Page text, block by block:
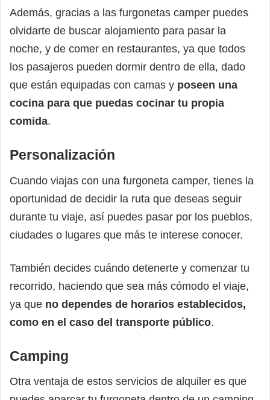
Además, gracias a las furgonetas camper puedes
olvidarte de buscar alojamiento para pasar la
noche, y de comer en restaurantes, ya que todos
los pasajeros pueden dormir dentro de ella, dado
que están equipadas con camas y poseen una
cocina para que puedas cocinar tu propia
comida.
Personalización
Cuando viajas con una furgoneta camper, tienes la
oportunidad de decidir la ruta que deseas seguir
durante tu viaje, así puedes pasar por los pueblos,
ciudades o lugares que más te interese conocer.
También decides cuándo detenerte y comenzar tu
recorrido, haciendo que sea más cómodo el viaje,
ya que no dependes de horarios establecidos,
como en el caso del transporte público.
Camping
Otra ventaja de estos servicios de alquiler es que